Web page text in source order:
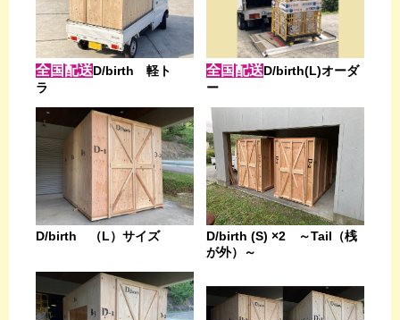
全国配送D/birth 軽ト
ラ
全国配送D/birth(L)オーダ
ー
D/birth （L）サイズ
D/birth (S) ×2 ～Tail（桟
が外）～